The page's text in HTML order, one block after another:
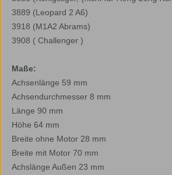
3889 (Leopard 2 A6)
3918 (M1A2 Abrams)
3908 ( Challenger )
Maße:
Achsenlänge 59 mm
Achsendurchmesser 8 mm
Länge 90 mm
Höhe 64 mm
Breite ohne Motor 28 mm
Breite mit Motor 70 mm
Achslänge Außen 23 mm